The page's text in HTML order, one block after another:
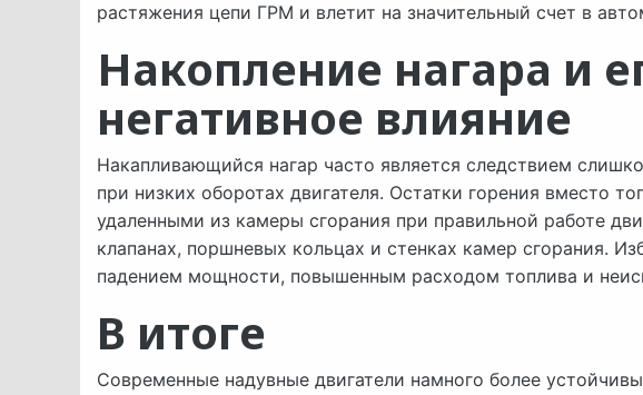
растяжения цепи ГРМ и влетит на значительный счет в
Накопление нагара и
негативное влияние
Накапливающийся нагар часто является следствием
при низких оборотах двигателя. Остатки горения вместо
удаленными из камеры сгорания при правильной работе
клапанах, поршневых кольцах и стенках камер сгорания.
падением мощности, повышенным расходом топлива и
В итоге
Современные надувные двигатели намного более